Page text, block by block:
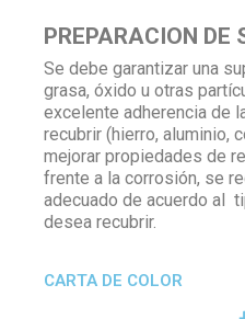
PREPARACION DE
Se debe garantizar una
grasa, óxido u otras
excelente adherencia de
recubrir (hierro, aluminio,
mejorar propiedades de
frente a la corrosión, se
adecuado de acuerdo al
desea recubrir.
CARTA DE COLOR